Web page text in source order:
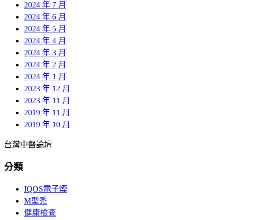
2024 年 7 月
2024 年 6 月
2024 年 5 月
2024 年 4 月
2024 年 3 月
2024 年 2 月
2024 年 1 月
2023 年 12 月
2023 年 11 月
2019 年 11 月
2019 年 10 月
台灣中醫論壇
分類
IQOS電子煙
M型禿
健康檢查